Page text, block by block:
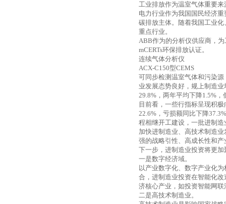
工业排放作为温室气体重要
电力行业作为我国国民经济
碳排放主体。随着我国工业
重点行业。
ABB作为的分析仪供应商，
mCERTs环保排放认证。
连续气体分析仪
ACX-C150型CEMS
可同步检测温室气体和污染
业发展态势良好，规上制造
29.8% ，两年平均下降1.5%
目前看，一些行指标呈现积
22.6% ，亏损额同比下降37.3%
程相继开工建设，一批进制
加快进制造业、高技术制造
强的战略引性、高成长性和
下一步，进制造业投资将更加
一是数字经济域。
以产业数字化、数字产业化
合，进制造业投资在智能化
济核心产业，如投资智能网联
二是高技术制造业。